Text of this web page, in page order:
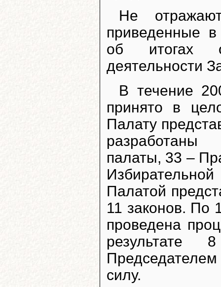
Не
приведенные в
об итогах
деятельности
В течение
принято в
Палату
разработаны
палаты, 33 –
Палатой
11 законов. По
проведена
силу.